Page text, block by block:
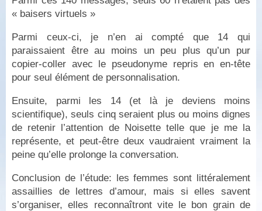
« baisers virtuels »
Parmi ceux-ci, je n’en ai compté que 14 qui
paraissaient être au moins un peu plus qu’un pur
copier-coller avec le pseudonyme repris en en-tête
pour seul élément de personnalisation.
Ensuite, parmi les 14 (et là je deviens moins
scientifique), seuls cinq seraient plus ou moins dignes
de retenir l’attention de Noisette telle que je me la
représente, et peut-être deux vaudraient vraiment la
peine qu’elle prolonge la conversation.
Conclusion de l’étude: les femmes sont littéralement
assaillies de lettres d’amour, mais si elles savent
s’organiser, elles reconnaîtront vite le bon grain de